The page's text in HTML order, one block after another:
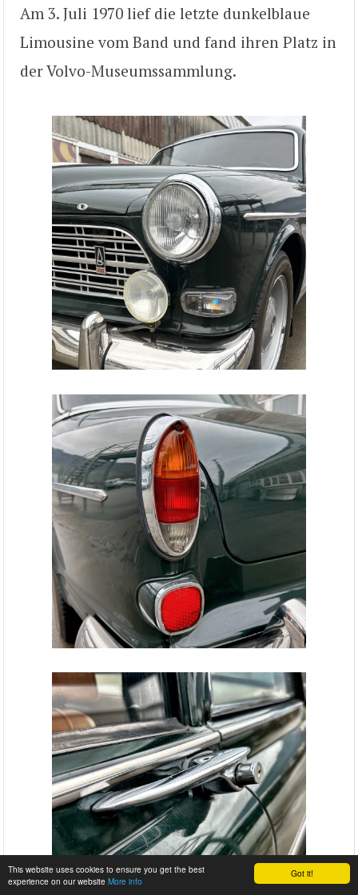
Got it!
This website uses cookies to ensure you get the best
experience on our website More info
Am 3. Juli 1970 lief die letzte dunkelblaue
Limousine vom Band und fand ihren Platz in
der Volvo-Museumssammlung.